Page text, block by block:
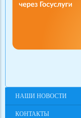
НАШИ НОВОСТИ
КОНТАКТЫ